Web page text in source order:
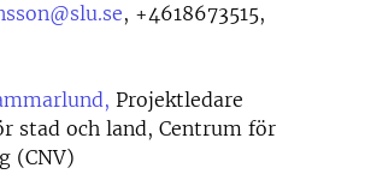
, +4618673515,
Projektledare
stad och land, Centrum för
(CNV)